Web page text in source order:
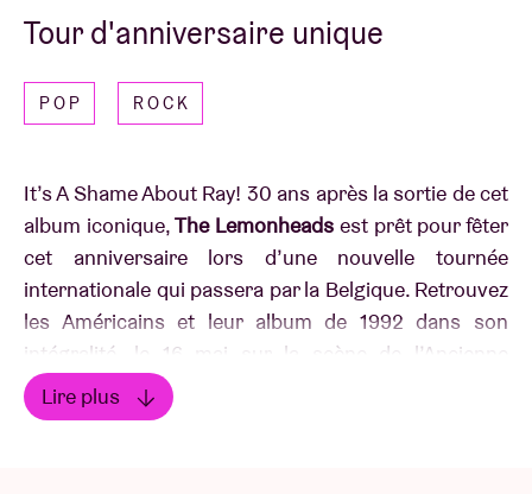
Tour d'anniversaire unique
POP ROCK
It’s A Shame About Ray! 30 ans après la sortie de cet
album iconique,The Lemonheads est prêt pour fêter
cet anniversaire lors d’une nouvelle tournée
internationale qui passera par la Belgique. Retrouvez
les Américains et leur album de 1992 dans son
intégralité, le 16 mai sur la scène de l’Ancienne
Belgique !
Lire plus